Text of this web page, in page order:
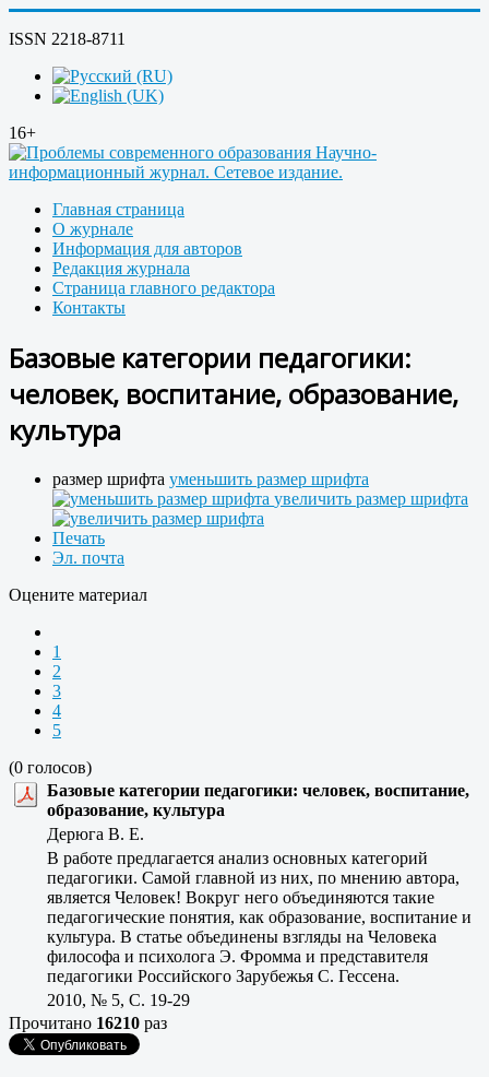
ISSN 2218-8711
16+
Главная страница
О журнале
Информация для авторов
Редакция журнала
Страница главного редактора
Контакты
Базовые категории педагогики:
человек, воспитание, образование,
культура
размер шрифта уменьшить размер шрифта
увеличить размер шрифта
Печать
Эл. почта
Оцените материал
1
2
3
4
5
(0 голосов)
Базовые категории педагогики: человек, воспитание,
образование, культура
Дерюга В. Е.
В работе предлагается анализ основных категорий
педагогики. Самой главной из них, по мнению автора,
является Человек! Вокруг него объединяются такие
педагогические понятия, как образование, воспитание и
культура. В статье объединены взгляды на Человека
философа и психолога Э. Фромма и представителя
педагогики Российского Зарубежья С. Гессена.
2010, № 5, C. 19-29
Прочитано 16210 раз